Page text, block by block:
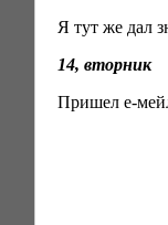
Я тут же дал
14, вторник
Пришел е-